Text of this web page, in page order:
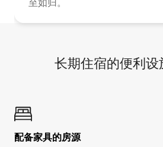
至如归。
长期住宿的便利设
配备家具的房源